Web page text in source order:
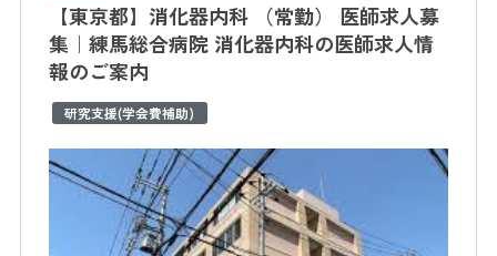
【東京都】消化器内科 （常勤） 医師求人募
集｜練馬総合病院 消化器内科の医師求人情
報のご案内
研究支援(学会費補助)